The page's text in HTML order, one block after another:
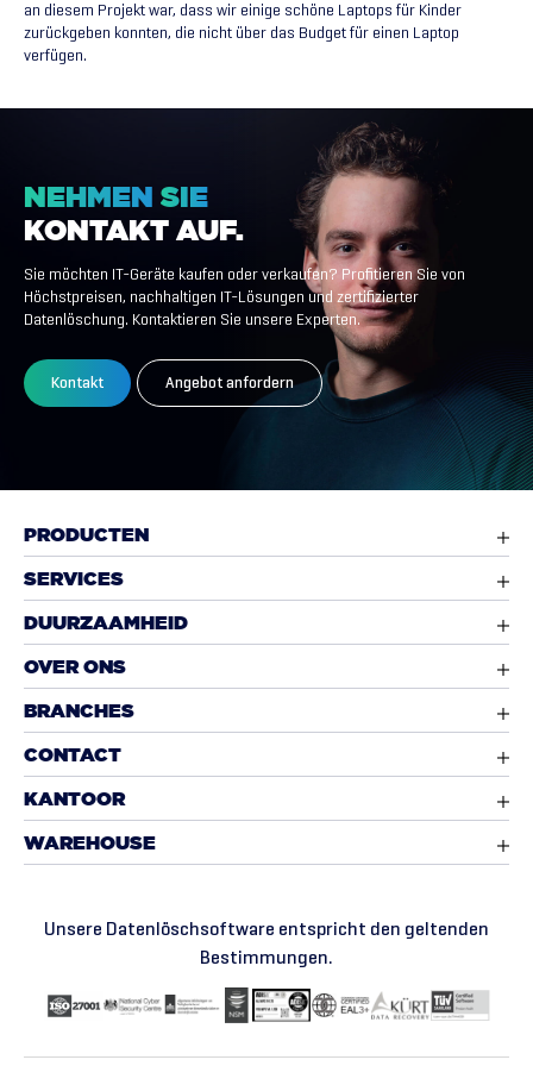
an diesem Projekt war, dass wir einige schöne Laptops für Kinder
zurückgeben konnten, die nicht über das Budget für einen Laptop
verfügen.
NEHMEN SIE
KONTAKT AUF.
Sie möchten IT-Geräte kaufen oder verkaufen? Profitieren Sie von
Höchstpreisen, nachhaltigen IT-Lösungen und zertifizierter
Datenlöschung. Kontaktieren Sie unsere Experten.
Kontakt Angebot anfordern
PRODUCTEN
SERVICES
DUURZAAMHEID
OVER ONS
BRANCHES
CONTACT
KANTOOR
WAREHOUSE
Unsere Datenlöschsoftware entspricht den geltenden
Bestimmungen.